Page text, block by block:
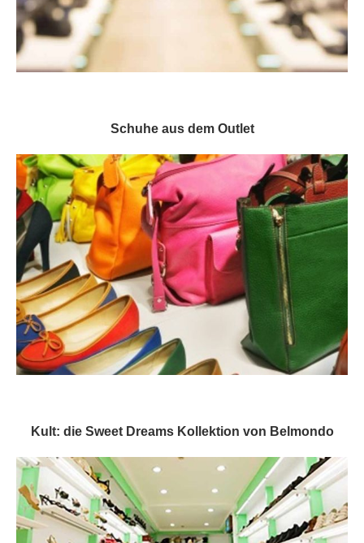
Schuhe aus dem Outlet
Kult: die Sweet Dreams Kollektion von Belmondo